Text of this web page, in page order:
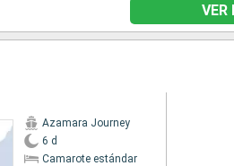
VER
Azamara Journey
6 d
Camarote estándar